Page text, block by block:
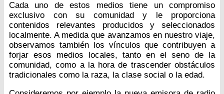
Cada uno de estos medios tiene un compromiso
exclusivo con su comunidad y le proporciona
contenidos relevantes producidos y seleccionados
localmente. A medida que avanzamos en nuestro viaje,
observamos también los vínculos que contribuyen a
forjar esos medios locales, tanto en el seno de la
comunidad, como a la hora de trascender obstáculos
tradicionales como la raza, la clase social o la edad.